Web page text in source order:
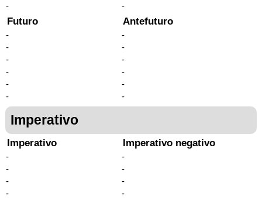
-
-
Futuro
-
-
-
-
-
-
Antefuturo
-
-
-
-
-
-
Imperativo
Imperativo
-
-
-
-
Imperativo negativo
-
-
-
-